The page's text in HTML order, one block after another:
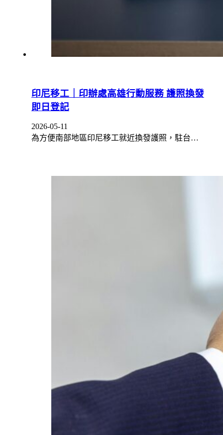
印尼移工｜印辦處高雄行動服務 護照換發
即日登記
2026-05-11
為方便南部地區印尼移工就近換發護照，駐台…